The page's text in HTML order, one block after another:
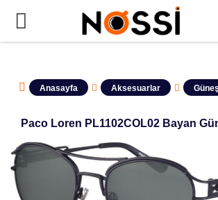
ÜRÜNLERİN TAMAMI DEMODUR
Anasayfa Aksesuarlar
Paco Loren PL1102COL02 Bayan